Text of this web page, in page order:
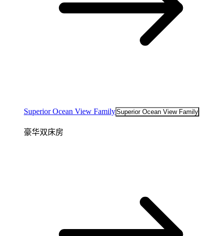
Superior Ocean View FamilySuperior Ocean View Family
豪华双床房